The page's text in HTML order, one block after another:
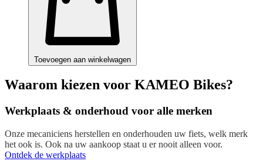
Toevoegen aan winkelwagen
Waarom kiezen voor KAMEO Bikes?
Werkplaats & onderhoud voor alle merken
Onze mecaniciens herstellen en onderhouden uw fiets, welk merk
het ook is. Ook na uw aankoop staat u er nooit alleen voor.
Ontdek de werkplaats